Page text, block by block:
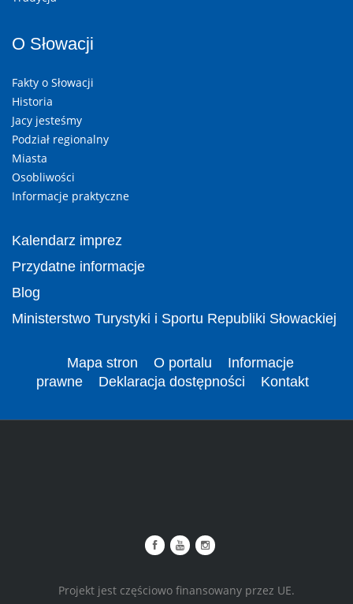
O Słowacji
Fakty o Słowacji
Historia
Jacy jesteśmy
Podział regionalny
Miasta
Osobliwości
Informacje praktyczne
Kalendarz imprez
Przydatne informacje
Blog
Ministerstwo Turystyki i Sportu Republiki Słowackiej
Mapa stron O portalu
Informacje
prawne
Deklaracja dostępności Kontakt
Projekt jest częściowo finansowany przez UE.